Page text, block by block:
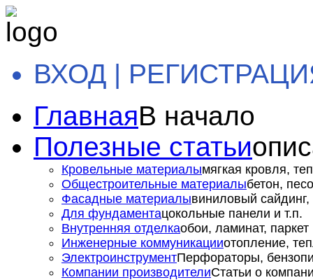
ВХОД |
ГлавнаяВ начало
Полезные статьи
Кровельные материалымягкая кровля,
Общестроительные материалыбетон,
Фасадные материалывиниловый сайдинг,
Для фундаментацокольные панели и т.п.
Внутренняя отделкаобои, ламинат, паркет
Инженерные коммуникацииотопление,
ЭлектроинструментПерфораторы,
Компании производителиСтатьи о